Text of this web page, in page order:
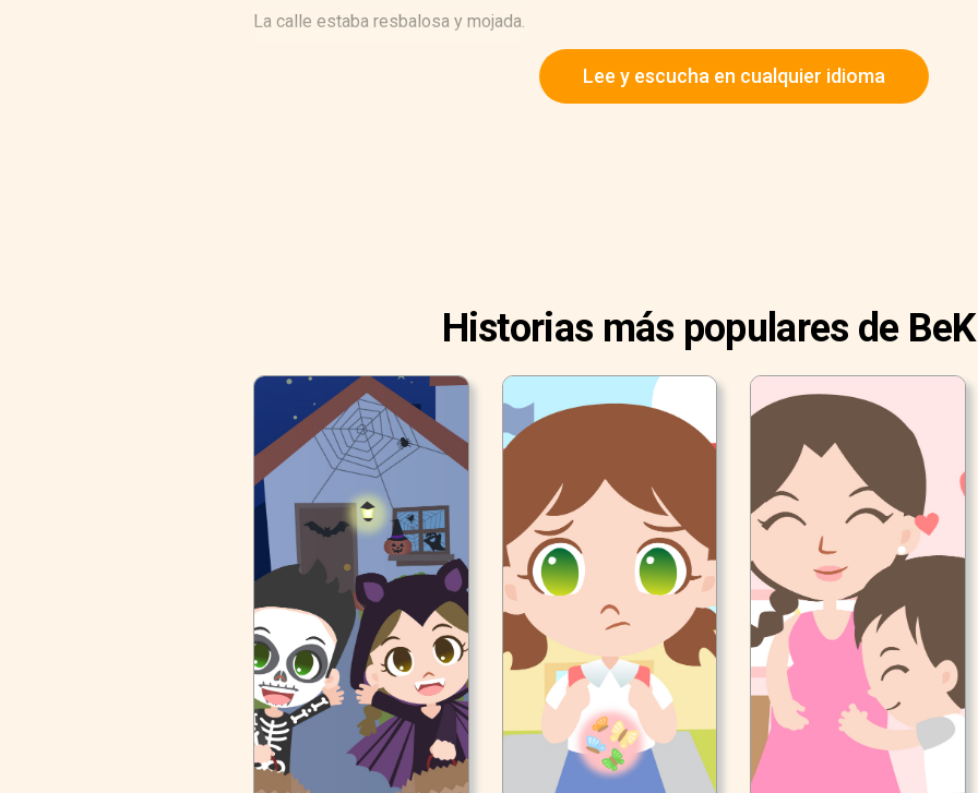
La calle estaba resbalosa y mojada.
Lee y escucha en cualquier idioma
Historias más populares de